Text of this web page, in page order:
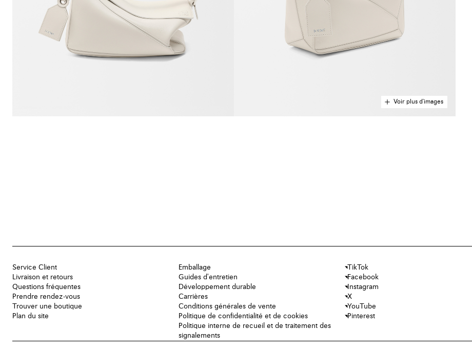
Voir plus d'images
Service Client
Livraison et retours
Questions fréquentes
Prendre rendez-vous
Trouver une boutique
Plan du site
Emballage
Guides d'entretien
Développement durable
Carrières
Conditions générales de vente
Politique de confidentialité et de cookies
Politique interne de recueil et de traitement des
signalements
TikTok
Facebook
Instagram
X
YouTube
Pinterest